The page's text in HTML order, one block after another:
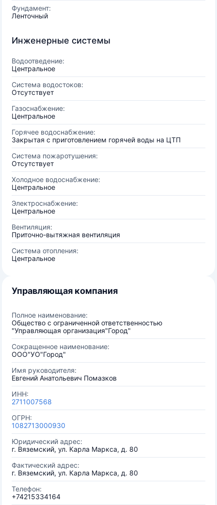
Фундамент:
Ленточный
Инженерные системы
Водоотведение:
Центральное
Система водостоков:
Отсутствует
Газоснабжение:
Центральное
Горячее водоснабжение:
Закрытая с приготовлением горячей воды на ЦТП
Система пожаротушения:
Отсутствует
Холодное водоснабжение:
Центральное
Электроснабжение:
Центральное
Вентиляция:
Приточно-вытяжная вентиляция
Система отопления:
Центральное
Управляющая компания
Полное наименование:
Общество с ограниченной ответственностью
"Управляющая организация"Город"
Сокращенное наименование:
ООО"УО"Город"
Имя руководителя:
Евгений Анатольевич Помазков
ИНН:
2711007568
ОГРН:
1082713000930
Юридический адрес:
г. Вяземский, ул. Карла Маркса, д. 80
Фактический адрес:
г. Вяземский, ул. Карла Маркса, д. 80
Телефон:
+74215334164